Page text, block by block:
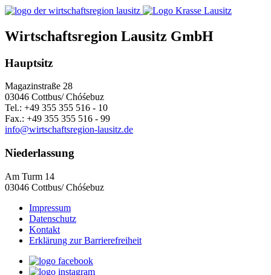
Wirtschaftsregion Lausitz GmbH
Hauptsitz
Magazinstraße 28
03046 Cottbus/ Chóśebuz
Tel.: +49 355 355 516 - 10
Fax.: +49 355 355 516 - 99
info@wirtschaftsregion-lausitz.de
Niederlassung
Am Turm 14
03046 Cottbus/ Chóśebuz
Impressum
Datenschutz
Kontakt
Erklärung zur Barrierefreiheit